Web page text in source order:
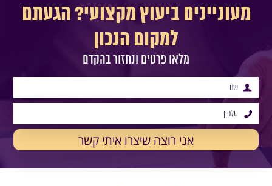
מעוניינים ביעוץ מקצועי? הגעתם
למקום הנכון
מלאו פרטים ונחזור בהקדם